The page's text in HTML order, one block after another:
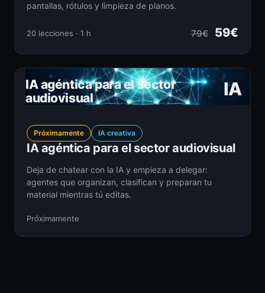
pantallas, rótulos y limpieza de planos.
20 lecciones · 1 h 79€ 59€
IA
IA agéntica para el sector
audiovisual
Próximamente IA creativa
IA agéntica para el sector audiovisual
Deja de chatear con la IA y empieza a delegar:
agentes que organizan, clasifican y preparan tu
material mientras tú editas.
Próximamente